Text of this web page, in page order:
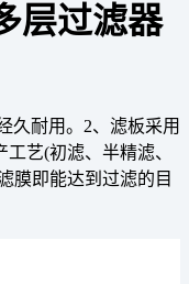
层过滤器
久耐用。2、滤板采用
艺(初滤、半精滤、
膜即能达到过滤的目